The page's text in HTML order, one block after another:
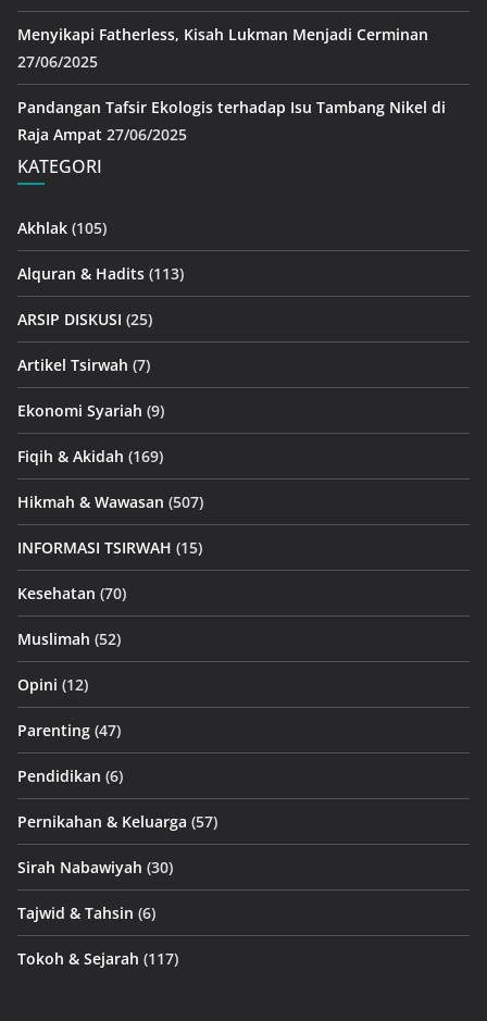
Menyikapi Fatherless, Kisah Lukman Menjadi Cerminan
27/06/2025
Pandangan Tafsir Ekologis terhadap Isu Tambang Nikel di
Raja Ampat 27/06/2025
KATEGORI
Akhlak (105)
Alquran & Hadits (113)
ARSIP DISKUSI (25)
Artikel Tsirwah (7)
Ekonomi Syariah (9)
Fiqih & Akidah (169)
Hikmah & Wawasan (507)
INFORMASI TSIRWAH (15)
Kesehatan (70)
Muslimah (52)
Opini (12)
Parenting (47)
Pendidikan (6)
Pernikahan & Keluarga (57)
Sirah Nabawiyah (30)
Tajwid & Tahsin (6)
Tokoh & Sejarah (117)